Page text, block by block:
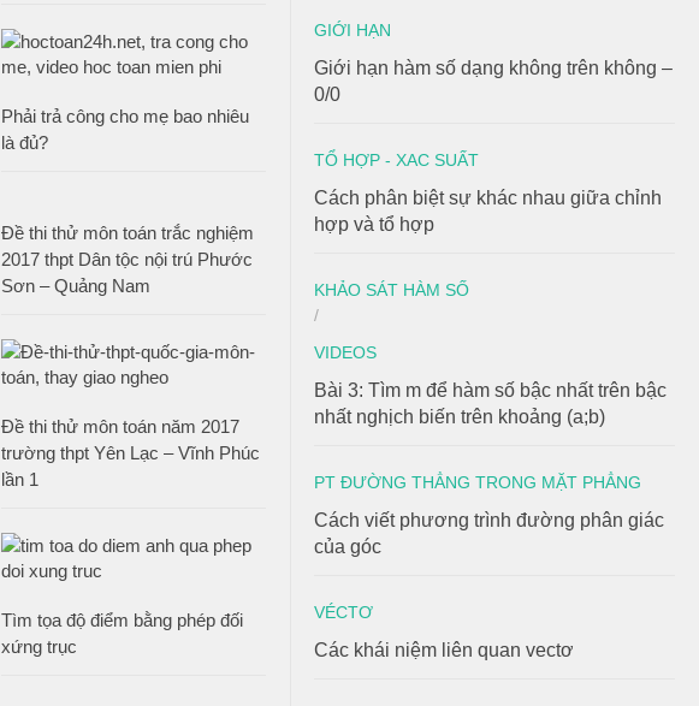
GIỚI HẠN
Giới hạn hàm số dạng không trên không –
0/0
TỔ HỢP - XAC SUẤT
Cách phân biệt sự khác nhau giữa chỉnh
hợp và tổ hợp
KHẢO SÁT HÀM SỐ
/
VIDEOS
Bài 3: Tìm m để hàm số bậc nhất trên bậc
nhất nghịch biến trên khoảng (a;b)
PT ĐƯỜNG THẲNG TRONG MẶT PHẲNG
Cách viết phương trình đường phân giác
của góc
VÉCTƠ
Các khái niệm liên quan vectơ
Phải trả công cho mẹ bao nhiêu
là đủ?
Đề thi thử môn toán trắc nghiệm
2017 thpt Dân tộc nội trú Phước
Sơn – Quảng Nam
Đề thi thử môn toán năm 2017
trường thpt Yên Lạc – Vĩnh Phúc
lần 1
Tìm tọa độ điểm bằng phép đối
xứng trục